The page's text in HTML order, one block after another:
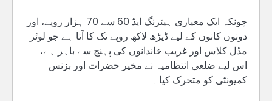
چونکہ ایک معیاری ہیئرنگ ایڈ 60 سے 70 ہزار روپے، اور
دونوں کانوں کے لیے ڈیڑھ لاکھ روپے تک کا آتا ہے جو لوئر
مڈل کلاس اور غریب خاندانوں کی پہنچ سے باہر ہے،
اس لیے ضلعی انتظامیہ نے مخیر حضرات اور بزنس
کمیونٹی کو متحرک کیا۔